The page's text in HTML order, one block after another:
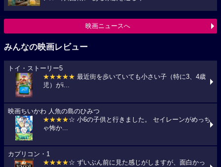
映画ニュースへ
みんなの映画レビュー
トイ・ストーリー5
★★★★★ 最近街を歩いていても小さい子（特に3、4歳
児）がi...
映画ちいかわ 人魚の島のひみつ
★★★★☆ 小6の子供と行きました。 セイレーンがめっち
ゃ怖か...
カプリコン・1
★★★★☆ ずいぶん前に見た感じがしますが、面白かっ